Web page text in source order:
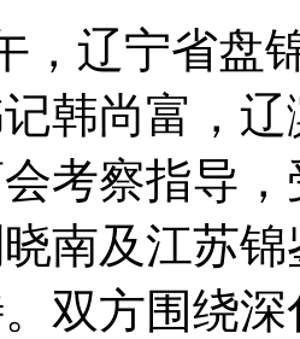
，辽宁省盘
韩尚富，
考察指导
南及江苏
双方围绕